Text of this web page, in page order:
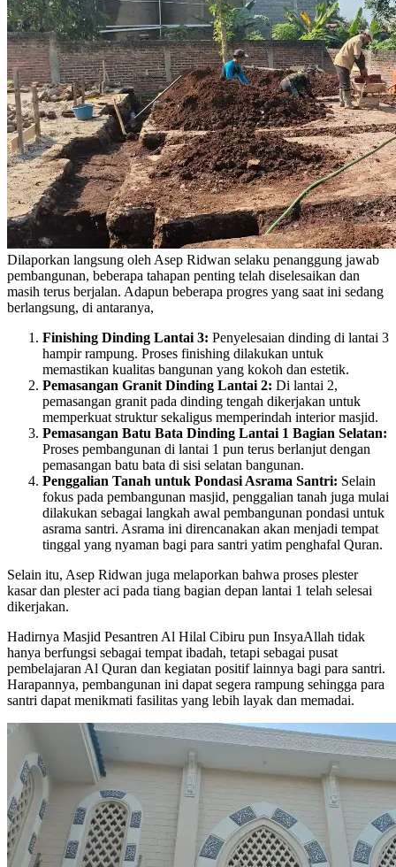
Dilaporkan langsung oleh Asep Ridwan selaku penanggung jawab
pembangunan, beberapa tahapan penting telah diselesaikan dan
masih terus berjalan. Adapun beberapa progres yang saat ini sedang
berlangsung, di antaranya,
Finishing Dinding Lantai 3: Penyelesaian dinding di lantai 3
hampir rampung. Proses finishing dilakukan untuk
memastikan kualitas bangunan yang kokoh dan estetik.
Pemasangan Granit Dinding Lantai 2: Di lantai 2,
pemasangan granit pada dinding tengah dikerjakan untuk
memperkuat struktur sekaligus memperindah interior masjid.
Pemasangan Batu Bata Dinding Lantai 1 Bagian Selatan:
Proses pembangunan di lantai 1 pun terus berlanjut dengan
pemasangan batu bata di sisi selatan bangunan.
Penggalian Tanah untuk Pondasi Asrama Santri: Selain
fokus pada pembangunan masjid, penggalian tanah juga mulai
dilakukan sebagai langkah awal pembangunan pondasi untuk
asrama santri. Asrama ini direncanakan akan menjadi tempat
tinggal yang nyaman bagi para santri yatim penghafal Quran.
Selain itu, Asep Ridwan juga melaporkan bahwa proses plester
kasar dan plester aci pada tiang bagian depan lantai 1 telah selesai
dikerjakan.
Hadirnya Masjid Pesantren Al Hilal Cibiru pun InsyaAllah tidak
hanya berfungsi sebagai tempat ibadah, tetapi sebagai pusat
pembelajaran Al Quran dan kegiatan positif lainnya bagi para santri.
Harapannya, pembangunan ini dapat segera rampung sehingga para
santri dapat menikmati fasilitas yang lebih layak dan memadai.